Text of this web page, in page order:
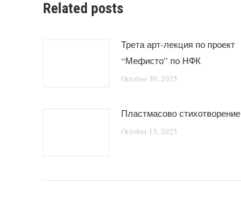
Related posts
Трета арт-лекция по проект
“Мефисто” по НФК
October 30, 2025
Пластмасово стихотворение
October 13, 2025